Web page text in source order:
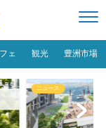
ェ 観光 豊洲市場
ニュース